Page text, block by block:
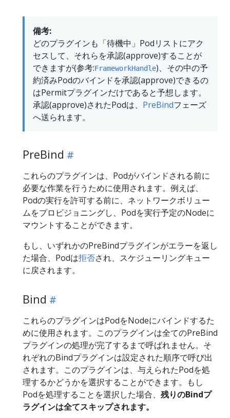
備考:
どのプラグインも「待機中」Podリストにアク
セスして、それらを承認(approve)することが
できますが(参考:FrameworkHandle)、その中の予
約済みPodのバインドを承認(approve)できるの
はPermitプラグインだけであると予想します。
承認(approve)されたPodは、 PreBindフェーズ
へ送られます。
PreBind
これらのプラグインは、Podがバインドされる前に
必要な作業を行うために使用されます。例えば、
Podの実行を許可する前に、ネットワークボリュー
ムをプロビジョニングし、Podを実行予定のNodeに
マウントすることができます。
もし、いずれかのPreBindプラグインがエラーを返し
た場合、Podは拒否され、スケジューリングキュー
に戻されます。
Bind
これらのプラグインはPodをNodeにバインドするた
めに使用されます。このプラグインは全てのPreBind
プラグインの処理が完了するまで呼ばれません。そ
れぞれのBindプラグインは設定された順序で呼び出
されます。このプラグインは、与えられたPodを処
理するかどうかを選択することができます。もし
Podを処理することを選択した場合、 残りのBindプ
ラグインは全てスキップされます。